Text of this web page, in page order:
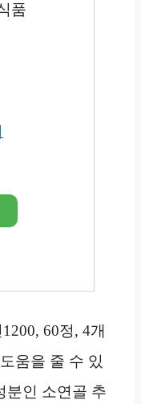
품
60정, 4개
움을 줄 수 있
분인 소연골 추